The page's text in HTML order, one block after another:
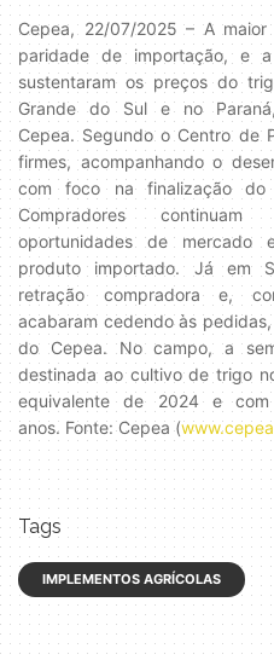
Cepea, 22/07/2025 – A
paridade de importação, e
sustentaram os preços do
Grande do Sul e no
Cepea. Segundo o Centro de
firmes, acompanhando o
com foco na finalização
Compradores
oportunidades de mercado
produto importado. Já em
retração compradora e,
acabaram cedendo às
do Cepea. No campo, a
destinada ao cultivo de trigo
equivalente de 2024 e
anos. Fonte: Cepea (
Tags
IMPLEMENTOS AGRÍCOLAS